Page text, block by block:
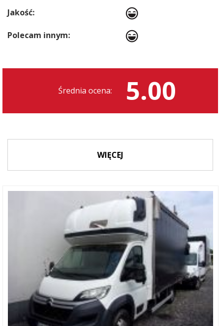
Jakość:
Polecam innym:
Średnia ocena: 5.00
WIĘCEJ